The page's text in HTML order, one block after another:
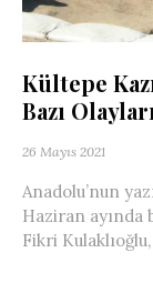
Kültepe
Bazı
26 Mayıs 2021
Anadolu’nun
Haziran ayında
Fikri